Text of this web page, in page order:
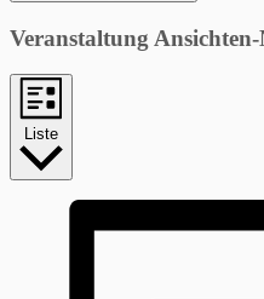
Veranstaltung
Liste